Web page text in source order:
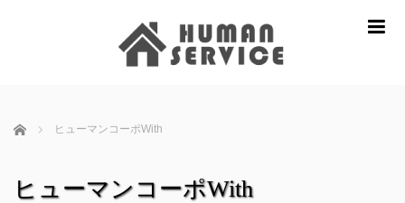
ホーム ヒューマンコーポWith
ヒューマンコーポWith